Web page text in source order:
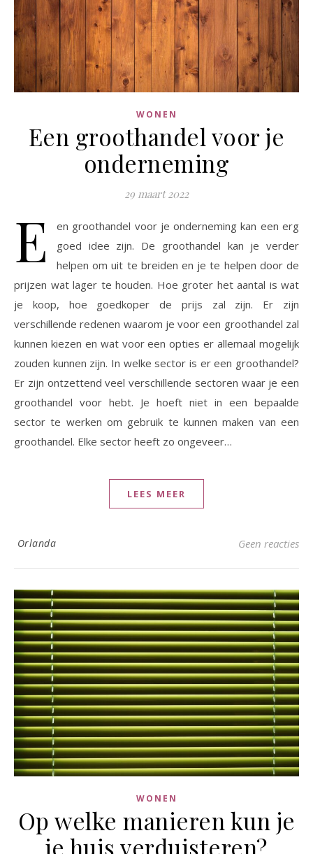
WONEN
Een groothandel voor je
onderneming
29 maart 2022
E
en groothandel voor je onderneming kan een erg
goed idee zijn. De groothandel kan je verder
helpen om uit te breiden en je te helpen door de
prijzen wat lager te houden. Hoe groter het aantal is wat
je koop, hoe goedkoper de prijs zal zijn. Er zijn
verschillende redenen waarom je voor een groothandel zal
kunnen kiezen en wat voor een opties er allemaal mogelijk
zouden kunnen zijn. In welke sector is er een groothandel?
Er zijn ontzettend veel verschillende sectoren waar je een
groothandel voor hebt. Je hoeft niet in een bepaalde
sector te werken om gebruik te kunnen maken van een
groothandel. Elke sector heeft zo ongeveer…
LEES MEER
Orlanda Geen reacties
WONEN
Op welke manieren kun je
je huis verduisteren?